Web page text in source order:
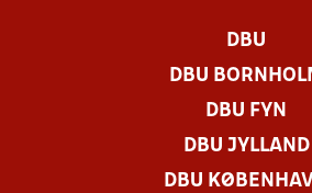
DBU
DBU
DBU FYN
DBU JYLLAND
DBU